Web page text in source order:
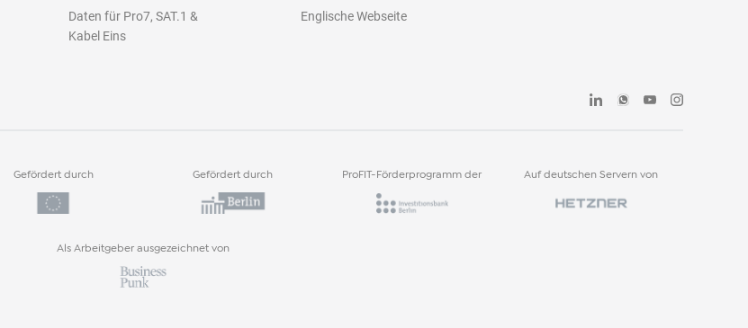
Daten für Pro7, SAT.1 &
Kabel Eins
Englische Webseite
Gefördert durch Gefördert durch ProFIT-Förderprogramm der Auf deutschen Servern von
Als Arbeitgeber ausgezeichnet von